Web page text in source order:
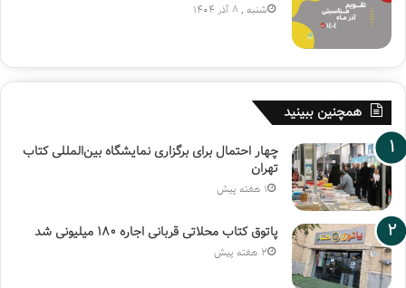
شنبه , 8 آذر 1404
همچنین ببینید
چهار احتمال برای برگزاری نمایشگاه بین‌المللی کتاب
تهران
1 هفته پیش
پاتوق کتاب محلاتی قربانی اجاره ۱۸۰ میلیونی شد
2 هفته پیش